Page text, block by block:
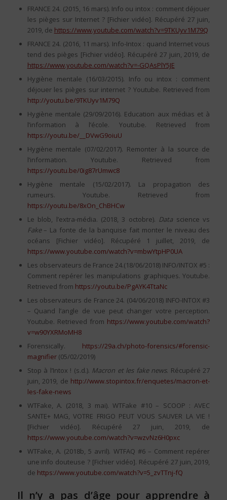
FRANCE 24. (2015, 16 mars). Info ou intox : comment déjouer
les pièges sur Internet ? [Fichier vidéo]. Récupéré 27 juin,
2019, de https://www.youtube.com/watch?v=9TKUyv1M79Q
FRANCE 24. (2016, 11 mars). Info-Intox : quand Internet vous
tend des pièges [Fichier vidéo]. Récupéré 27 juin, 2019, de
https://www.youtube.com/watch?v=-GQAsPlY5JE
Hygiène mentale (16/03/2015). Info ou intox : comment
déjouer les pièges sur internet ? Youtube. Retrieved from
http://youtu.be/9TKUyv1M79Q
Hygiène mentale (29/09/2016). Education aux médias et à
l’information à l’école. Youtube. Retrieved from
https://youtu.be/__DVwG9oiuU
Hygiène mentale (07/02/2017). Remonter à la source de
l’information. Youtube. Retrieved from
https://youtu.be/0ig87rUmwc8
Hygiène mentale (15/02/2017). La propagation des
rumeurs. Youtube. Retrieved from
https://youtu.be/8xOn_ChBHCw
Le blob, l’extra-média. (2018, 3 octobre). Data science vs
Fake– La fonte de la banquise fait monter le niveau des
océans [Fichier vidéo]. Récupéré 1 juillet, 2019, de
https://www.youtube.com/watch?v=mbwYtpHP0UA
Les observateurs de France 24.(18/06/2018) INFO/INTOX #5 :
Comment repérer les manipulations graphiques. Youtube.
Retrieved from https://youtu.be/PgAYK4TtaNc
Les observateurs de France 24. (04/06/2018) INFO-INTOX #3
– Quand l’angle de vue peut changer votre perception.
Youtube. Retrieved from https://www.youtube.com/watch?
v=w90YXRMoMH8
Forensically. https://29a.ch/photo-forensics/#forensic-
magnifier(05/02/2019)
Stop à l’Intox ! (s.d.). Macron et les fake news. Récupéré 27
juin, 2019, de http://www.stopintox.fr/enquetes/macron-et-
les-fake-news
WTFake, A. (2018, 3 mai). WTFake #10 – SCOOP : AVEC
SANTE+ MAG, VOTRE FRIGO PEUT VOUS SAUVER LA VIE !
[Fichier vidéo]. Récupéré 27 juin, 2019, de
https://www.youtube.com/watch?v=wzvNz6H0pxc
WTFake, A. (2018b, 5 avril). WTFAQ #6 – Comment repérer
une info douteuse ? [Fichier vidéo]. Récupéré 27 juin, 2019,
de https://www.youtube.com/watch?v=5_zvTTnj-fQ
Il n’y a pas d’âge pour apprendre à